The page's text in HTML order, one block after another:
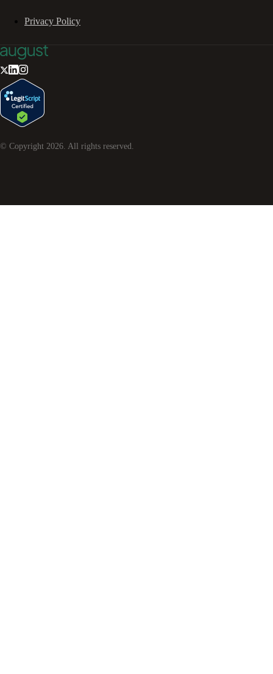
Privacy Policy
© Copyright 2026. All rights reserved.